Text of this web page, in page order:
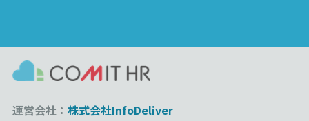
運営会社： 株式会社InfoDeliver